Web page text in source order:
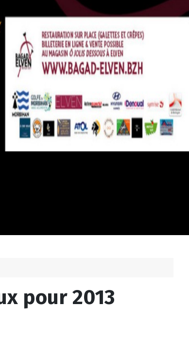
pour 2013